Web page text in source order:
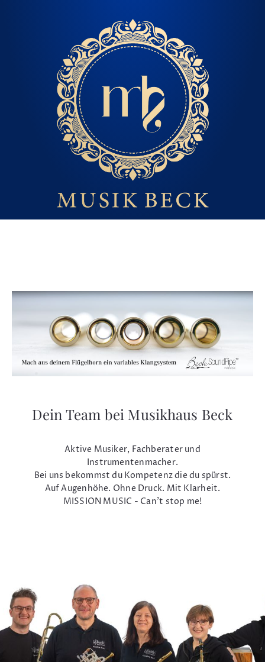
Dein Team bei Musikhaus Beck
Aktive Musiker, Fachberater und
Instrumentenmacher.
Bei uns bekommst du Kompetenz die du spürst.
Auf Augenhöhe. Ohne Druck. Mit Klarheit.
MISSION MUSIC - Can't stop me!